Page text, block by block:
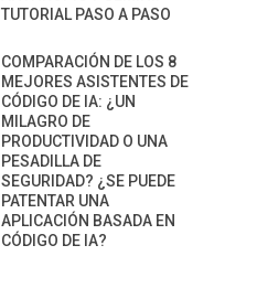
TUTORIAL PASO A PASO
COMPARACIÓN DE LOS 8
MEJORES ASISTENTES DE
CÓDIGO DE IA: ¿UN
MILAGRO DE
PRODUCTIVIDAD O UNA
PESADILLA DE
SEGURIDAD? ¿SE PUEDE
PATENTAR UNA
APLICACIÓN BASADA EN
CÓDIGO DE IA?